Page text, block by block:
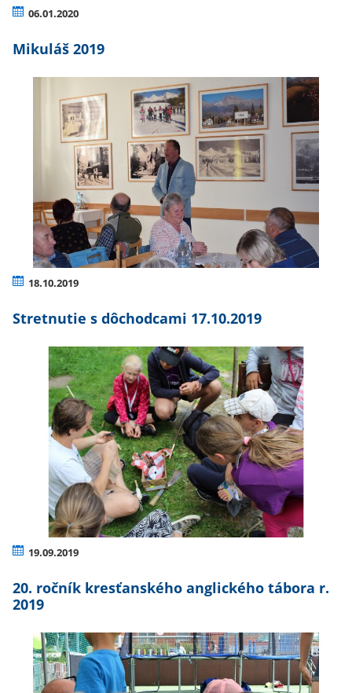
06.01.2020
Mikuláš 2019
18.10.2019
Stretnutie s dôchodcami 17.10.2019
19.09.2019
20. ročník kresťanského anglického tábora r.
2019